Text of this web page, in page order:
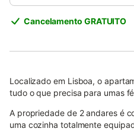
Cancelamento GRATUITO
Localizado em Lisboa, o
tudo o que precisa para umas
A propriedade de 2 andares é
uma cozinha totalmente